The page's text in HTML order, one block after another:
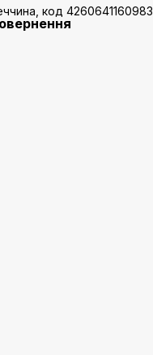
код 4260641160983